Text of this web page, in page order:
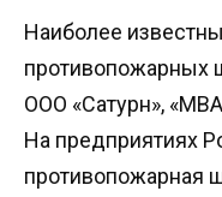
Наиболее
противопожарных
ООО «Сатурн»,
На предприятиях
противопожарная